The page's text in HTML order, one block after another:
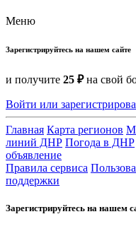
Меню
Зарегистрируйтесь на нашем сайте
и получите 25 ₽на свой
Войти или
Главная Карта регионов
линий ДНР Погода в ДНР
объявление
Правила сервиса
поддержки
Зарегистрируйтесь на нашем